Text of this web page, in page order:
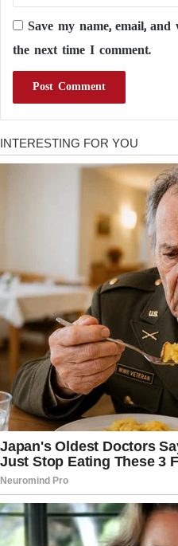
Save my name, email,
the next time I comment.